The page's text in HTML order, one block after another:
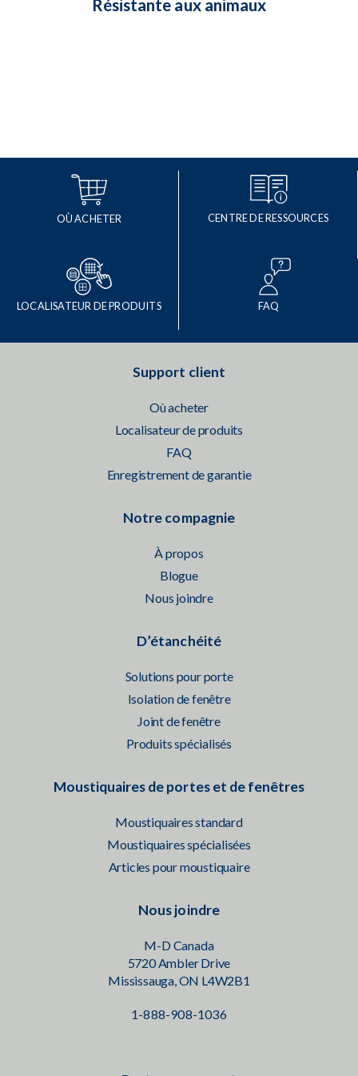
Résistante aux animaux
OÙ ACHETER CENTRE DE RESSOURCES
LOCALISATEUR DE PRODUITS FAQ
Support client
Où acheter
Localisateur de produits
FAQ
Enregistrement de garantie
Notre compagnie
À propos
Blogue
Nous joindre
D’étanchéité
Solutions pour porte
Isolation de fenêtre
Joint de fenêtre
Produits spécialisés
Moustiquaires de portes et de fenêtres
Moustiquaires standard
Moustiquaires spécialisées
Articles pour moustiquaire
Nous joindre
M-D Canada
5720 Ambler Drive
Mississauga, ON L4W2B1
1-888-908-1036